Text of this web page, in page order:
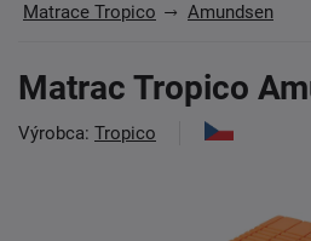
Matrace Tropico
Amundsen
Matrac Tropico
Výrobca: Tropico